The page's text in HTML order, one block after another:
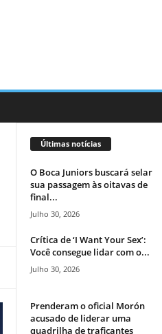
Últimas notícias
O Boca Juniors buscará selar
sua passagem às oitavas de
final...
Julho 30, 2026
Crítica de ‘I Want Your Sex’:
Você consegue lidar com o...
Julho 30, 2026
Prenderam o oficial Morón
acusado de liderar uma
quadrilha de traficantes